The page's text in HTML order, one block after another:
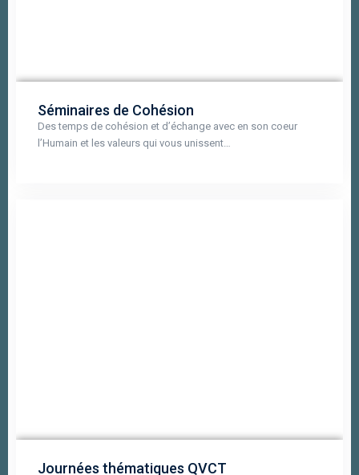
Séminaires de Cohésion
Des temps de cohésion et d’échange avec en son coeur
l’Humain et les valeurs qui vous unissent…
Journées thématiques QVCT